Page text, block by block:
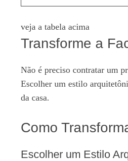
veja a tabela acima
Transforme a
Não é preciso contratar um
Escolher um estilo
da casa.
Como
Escolher um Estilo